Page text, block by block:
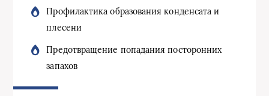
Профилактика образования конденсата и
плесени
Предотвращение попадания посторонних
запахов